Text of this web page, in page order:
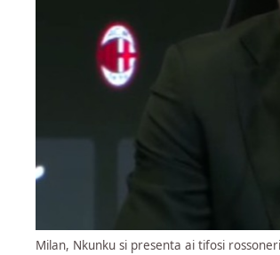
Milan, Nkunku si presenta ai tifosi